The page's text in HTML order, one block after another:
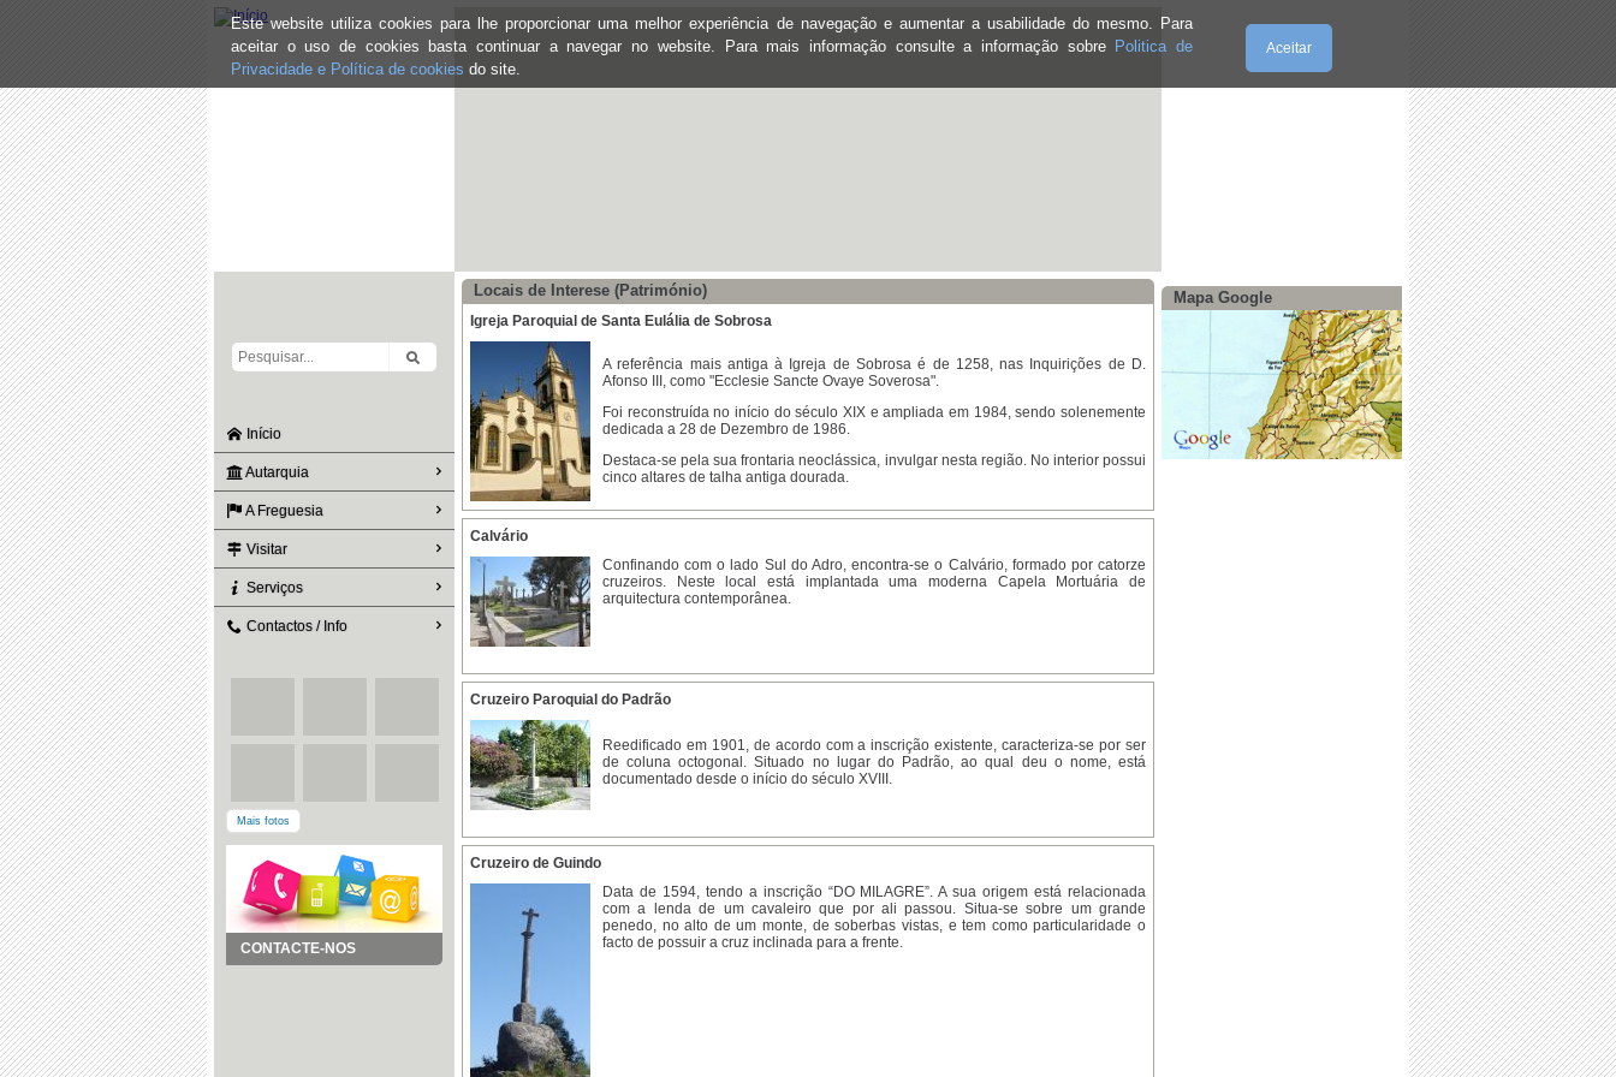
Este website utiliza cookies para lhe proporcionar uma melhor experiência de navegação e aumentar a usabilidade do mesmo. Para
aceitar o uso de cookies basta continuar a navegar no website. Para mais informação consulte a informação sobre Politica de
Privacidade e Política de cookies do site.
Aceitar
Início
Autarquia
A Freguesia
Visitar
Serviços
Contactos / Info
Mais fotos
CONTACTE-NOS
Locais de Interese (Património)
Igreja Paroquial de Santa Eulália de Sobrosa
A referência mais antiga à Igreja de Sobrosa é de 1258, nas Inquirições de D.
Afonso III, como "Ecclesie Sancte Ovaye Soverosa".
Foi reconstruída no início do século XIX e ampliada em 1984, sendo solenemente
dedicada a 28 de Dezembro de 1986.
Destaca-se pela sua frontaria neoclássica, invulgar nesta região. No interior possui
cinco altares de talha antiga dourada.
Calvário
Confinando com o lado Sul do Adro, encontra-se o Calvário, formado por catorze
cruzeiros. Neste local está implantada uma moderna Capela Mortuária de
arquitectura contemporânea.
Cruzeiro Paroquial do Padrão
Reedificado em 1901, de acordo com a inscrição existente, caracteriza-se por ser
de coluna octogonal. Situado no lugar do Padrão, ao qual deu o nome, está
documentado desde o início do século XVIII.
Cruzeiro de Guindo
Data de 1594, tendo a inscrição “DO MILAGRE”. A sua origem está relacionada
com a lenda de um cavaleiro que por ali passou. Situa-se sobre um grande
penedo, no alto de um monte, de soberbas vistas, e tem como particularidade o
facto de possuir a cruz inclinada para a frente.
Mapa Google